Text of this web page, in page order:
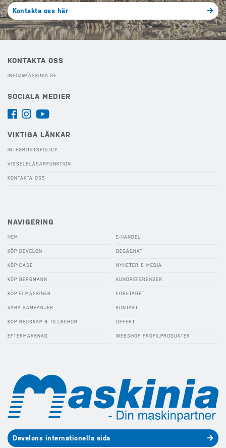
Kontakta oss här
KONTAKTA OSS
INFO@MASKINIA.SE
SOCIALA MEDIER
VIKTIGA LÄNKAR
INTEGRITETSPOLICY
VISSELBLÅSARFUNKTION
KONTAKTA OSS
NAVIGERING
HEM
KÖP DEVELON
KÖP CASE
KÖP BERGMANN
KÖP ELMASKINER
VÅRA KAMPANJER
KÖP REDSKAP & TILLBEHÖR
EFTERMARKNAD
E-HANDEL
BEGAGNAT
NYHETER & MEDIA
KUNDREFERENSER
FÖRETAGET
KONTAKT
OFFERT
WEBSHOP PROFILPRODUKTER
Develons internationella sida